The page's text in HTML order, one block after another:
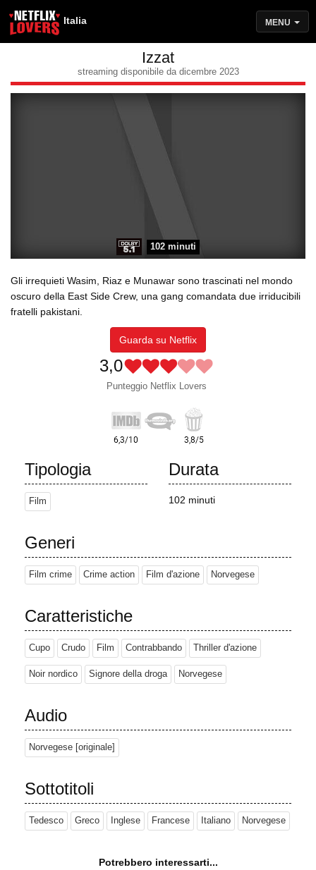
Italia MENU
Izzat
streaming disponibile da dicembre 2023
102 minuti
Gli irrequieti Wasim, Riaz e Munawar sono trascinati nel mondo
oscuro della East Side Crew, una gang comandata due irriducibili
fratelli pakistani.
Guarda su Netflix
3,0
Punteggio Netflix Lovers
Tipologia
Film
Durata
102 minuti
Generi
Film crime Crime action Film d'azione Norvegese
Caratteristiche
Cupo Crudo Film Contrabbando Thriller d'azione
Noir nordico Signore della droga Norvegese
Audio
Norvegese [originale]
Sottotitoli
Tedesco Greco Inglese Francese Italiano Norvegese
Potrebbero interessarti...